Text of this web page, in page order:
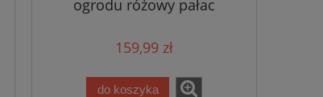
ogrodu różowy pałac
159,99 zł
do koszyka